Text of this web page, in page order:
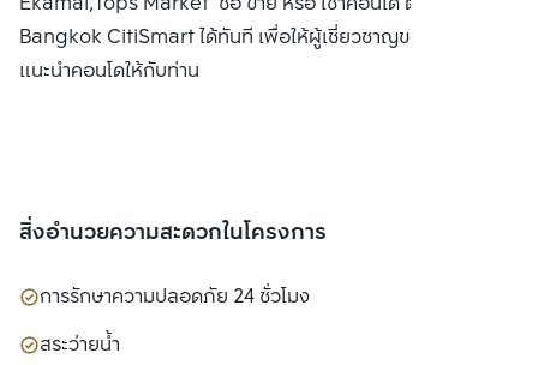
Bangkok CitiSmart ได้ทันที เพื่อให้ผู้เชี่ยวชาญของเราได้
แนะนำคอนโดให้กับท่าน
สิ่งอำนวยความสะดวกในโครงการ
การรักษาความปลอดภัย 24 ชั่วโมง
สระว่ายน้ำ